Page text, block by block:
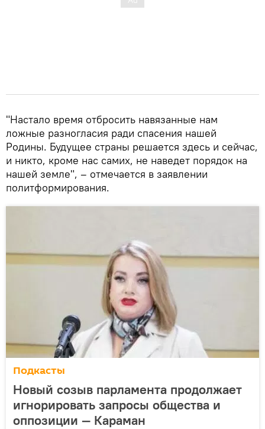
"Настало время отбросить навязанные нам
ложные разногласия ради спасения нашей
Родины. Будущее страны решается здесь и сейчас,
и никто, кроме нас самих, не наведет порядок на
нашей земле", – отмечается в заявлении
политформирования.
Подкасты
Новый созыв парламента продолжает
игнорировать запросы общества и
оппозиции — Караман